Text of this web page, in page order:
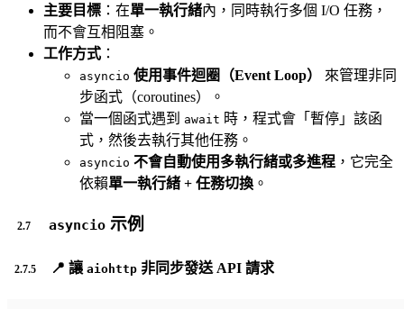
主要目標 ：在單一執行緒內，同時執行多個 I/O 任務，
而不會互相阻塞。
工作方式 ：
asyncio 使用事件迴圈（Event Loop）
來管理非同
步函式（coroutines）。
當一個函式遇到 await 時，程式會「暫停」該函
式，然後去執行其他任務。
asyncio 不會自動使用多執行緒或多進程 ，它完全
依賴單一執行緒 + 任務切換 。
asyncio 示例
📍 讓 aiohttp 非同步發送 API 請求